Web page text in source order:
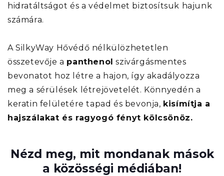
hidratáltságot és a védelmet biztosítsuk hajunk
számára.
A SilkyWay Hővédő nélkülözhetetlen
összetevője a panthenol szivárgásmentes
bevonatot hoz létre a hajon, így akadályozza
meg a sérülések létrejövetelét. Könnyedén a
keratin felületére tapad és bevonja, kisímítja a
hajszálakat és ragyogó fényt kölcsönöz.
Nézd meg, mit mondanak mások
a közösségi médiában!